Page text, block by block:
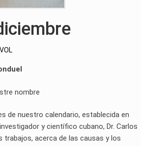
nombre
de nuestro calendario, establecida en
y científico cubano, Dr. Carlos
trabajos, acerca de las causas y los